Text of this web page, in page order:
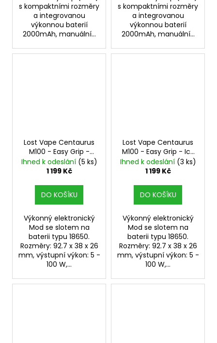
s kompaktními rozměry
a integrovanou
výkonnou baterií
2000mAh, manuální...
s kompaktními rozměry
a integrovanou
výkonnou baterií
2000mAh, manuální...
Lost Vape Centaurus
M100 - Easy Grip -
Dusty Rose100W Mod
Ihned k odeslání (5 ks)
1 199 Kč
DO KOŠÍKU
Výkonný elektronický
Mod se slotem na
baterii typu 18650.
Rozměry: 92.7 x 38 x 26
mm, výstupní výkon: 5 -
100 W,...
Lost Vape Centaurus
M100 - Easy Grip - Icy
Mint100W Mod
Ihned k odeslání (3 ks)
1 199 Kč
DO KOŠÍKU
Výkonný elektronický
Mod se slotem na
baterii typu 18650.
Rozměry: 92.7 x 38 x 26
mm, výstupní výkon: 5 -
100 W,...